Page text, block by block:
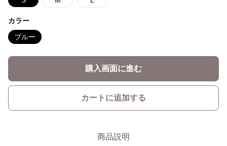
カラー
ブルー
購入画面に進む
カートに追加する
商品説明